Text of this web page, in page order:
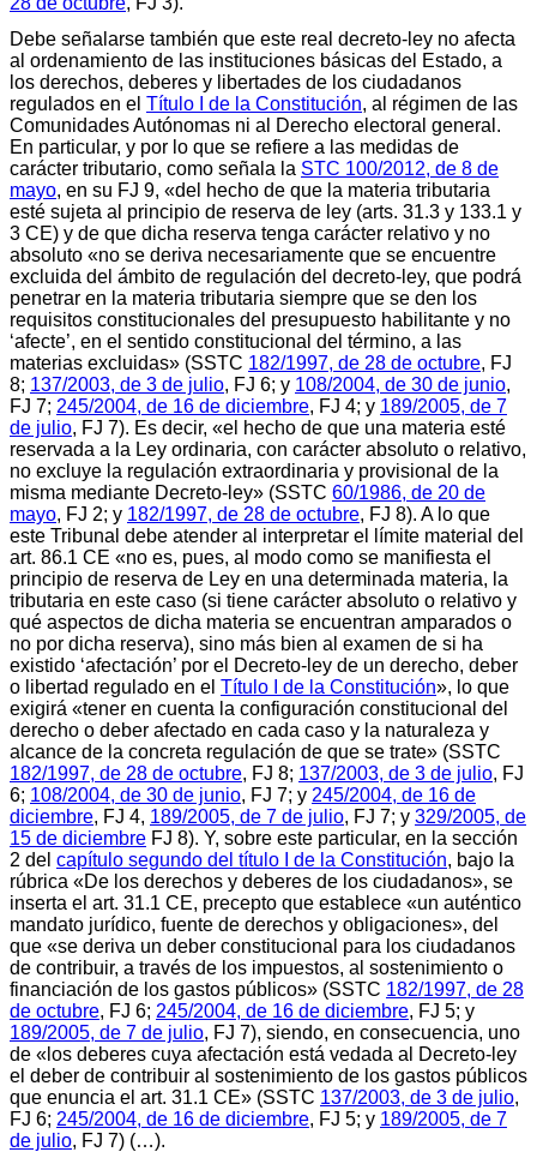
Debe señalarse también que este real decreto-ley no afecta
al ordenamiento de las instituciones básicas del Estado, a
los derechos, deberes y libertades de los ciudadanos
regulados en el Título I de la Constitución, al régimen de las
Comunidades Autónomas ni al Derecho electoral general.
En particular, y por lo que se refiere a las medidas de
carácter tributario, como señala la STC 100/2012, de 8 de
mayo, en su FJ 9, «del hecho de que la materia tributaria
esté sujeta al principio de reserva de ley (arts. 31.3 y 133.1 y
3 CE) y de que dicha reserva tenga carácter relativo y no
absoluto «no se deriva necesariamente que se encuentre
excluida del ámbito de regulación del decreto-ley, que podrá
penetrar en la materia tributaria siempre que se den los
requisitos constitucionales del presupuesto habilitante y no
‘afecte’, en el sentido constitucional del término, a las
materias excluidas» (SSTC 182/1997, de 28 de octubre, FJ
8; 137/2003, de 3 de julio, FJ 6; y 108/2004, de 30 de junio,
FJ 7; 245/2004, de 16 de diciembre, FJ 4; y 189/2005, de 7
de julio, FJ 7). Es decir, «el hecho de que una materia esté
reservada a la Ley ordinaria, con carácter absoluto o relativo,
no excluye la regulación extraordinaria y provisional de la
misma mediante Decreto-ley» (SSTC 60/1986, de 20 de
mayo, FJ 2; y 182/1997, de 28 de octubre, FJ 8). A lo que
este Tribunal debe atender al interpretar el límite material del
art. 86.1 CE «no es, pues, al modo como se manifiesta el
principio de reserva de Ley en una determinada materia, la
tributaria en este caso (si tiene carácter absoluto o relativo y
qué aspectos de dicha materia se encuentran amparados o
no por dicha reserva), sino más bien al examen de si ha
existido ‘afectación’ por el Decreto-ley de un derecho, deber
o libertad regulado en el Título I de la Constitución», lo que
exigirá «tener en cuenta la configuración constitucional del
derecho o deber afectado en cada caso y la naturaleza y
alcance de la concreta regulación de que se trate» (SSTC
182/1997, de 28 de octubre, FJ 8; 137/2003, de 3 de julio, FJ
6; 108/2004, de 30 de junio, FJ 7; y 245/2004, de 16 de
diciembre, FJ 4, 189/2005, de 7 de julio, FJ 7; y 329/2005, de
15 de diciembre FJ 8). Y, sobre este particular, en la sección
2 del capítulo segundo del título I de la Constitución, bajo la
rúbrica «De los derechos y deberes de los ciudadanos», se
inserta el art. 31.1 CE, precepto que establece «un auténtico
mandato jurídico, fuente de derechos y obligaciones», del
que «se deriva un deber constitucional para los ciudadanos
de contribuir, a través de los impuestos, al sostenimiento o
financiación de los gastos públicos» (SSTC 182/1997, de 28
de octubre, FJ 6; 245/2004, de 16 de diciembre, FJ 5; y
189/2005, de 7 de julio, FJ 7), siendo, en consecuencia, uno
de «los deberes cuya afectación está vedada al Decreto-ley
el deber de contribuir al sostenimiento de los gastos públicos
que enuncia el art. 31.1 CE» (SSTC 137/2003, de 3 de julio,
FJ 6; 245/2004, de 16 de diciembre, FJ 5; y 189/2005, de 7
de julio, FJ 7) (…).